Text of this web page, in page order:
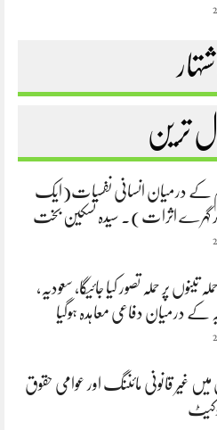
ترین
کے درمیان انسانی نفسیات(ایک
گہرے اثرات). سیدہ تسکین بخت
پر حملہ تصور کیا جائیگا، سعودیہ،
کے درمیان دفاعی معاہدہ ہوگیا
غیر قانونی مائننگ اور عوامی حقوق